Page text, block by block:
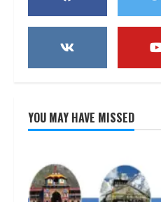
YOU MAY HAVE MISSED